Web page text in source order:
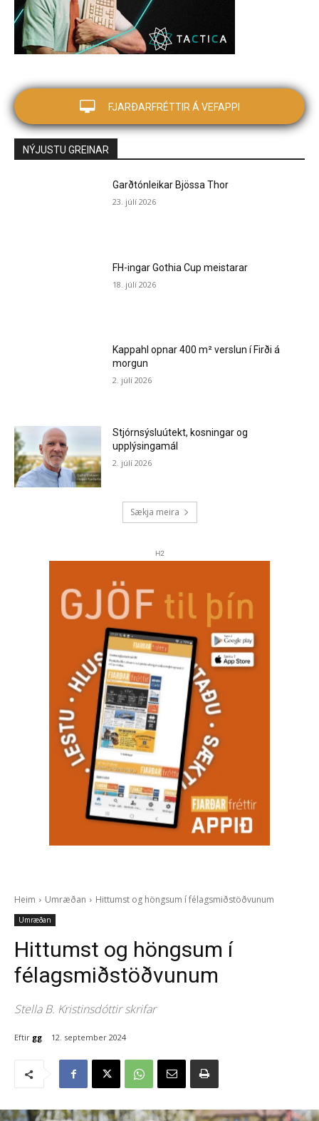
FJARÐARFRÉTTIR Á VEFAPPI
NÝJUSTU GREINAR
Garðtónleikar Bjössa Thor
23. júlí 2026
FH-ingar Gothia Cup meistarar
18. júlí 2026
Kappahl opnar 400 m² verslun í Firði á
morgun
2. júlí 2026
Stjórnsýsluútekt, kosningar og
upplýsingamál
2. júlí 2026
Sækja meira
H2